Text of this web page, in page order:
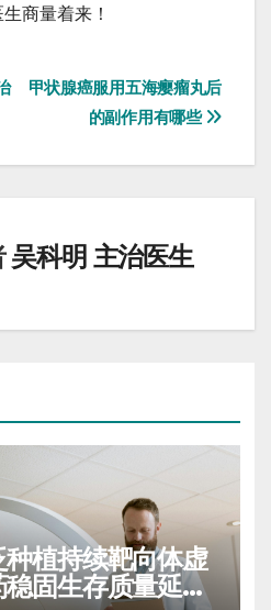
商量着来！
甲状腺癌服用五海瘿瘤丸后
的副作用有哪些
吴科明 主治医生
植持续靶向体虚
固生存质量延缓